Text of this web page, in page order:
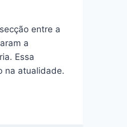
entre a
a
Essa
na atualidade.